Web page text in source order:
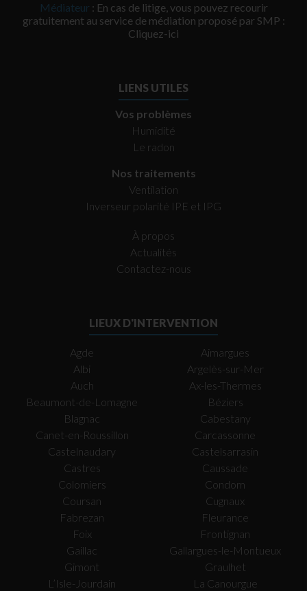
Médiateur : En cas de litige, vous pouvez recourir
gratuitement au service de médiation proposé par SMP :
Cliquez-ici
LIENS UTILES
Vos problèmes
Humidité
Le radon
Nos traitements
Ventilation
Inverseur polarité IPE et IPG
À propos
Actualités
Contactez-nous
LIEUX D'INTERVENTION
Agde
Aimargues
Albi
Argelès-sur-Mer
Auch
Ax-les-Thermes
Beaumont-de-Lomagne
Béziers
Blagnac
Cabestany
Canet-en-Roussillon
Carcassonne
Castelnaudary
Castelsarrasin
Castres
Caussade
Colomiers
Condom
Coursan
Cugnaux
Fabrezan
Fleurance
Foix
Frontignan
Gaillac
Gallargues-le-Montueux
Gimont
Graulhet
L’Isle-Jourdain
La Canourgue